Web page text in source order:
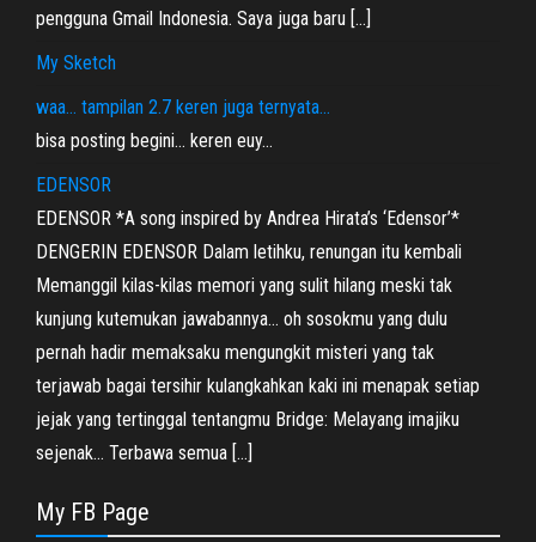
pengguna Gmail Indonesia. Saya juga baru […]
My Sketch
waa… tampilan 2.7 keren juga ternyata…
bisa posting begini… keren euy…
EDENSOR
EDENSOR *A song inspired by Andrea Hirata’s ‘Edensor’*
DENGERIN EDENSOR Dalam letihku, renungan itu kembali
Memanggil kilas-kilas memori yang sulit hilang meski tak
kunjung kutemukan jawabannya… oh sosokmu yang dulu
pernah hadir memaksaku mengungkit misteri yang tak
terjawab bagai tersihir kulangkahkan kaki ini menapak setiap
jejak yang tertinggal tentangmu Bridge: Melayang imajiku
sejenak… Terbawa semua […]
My FB Page